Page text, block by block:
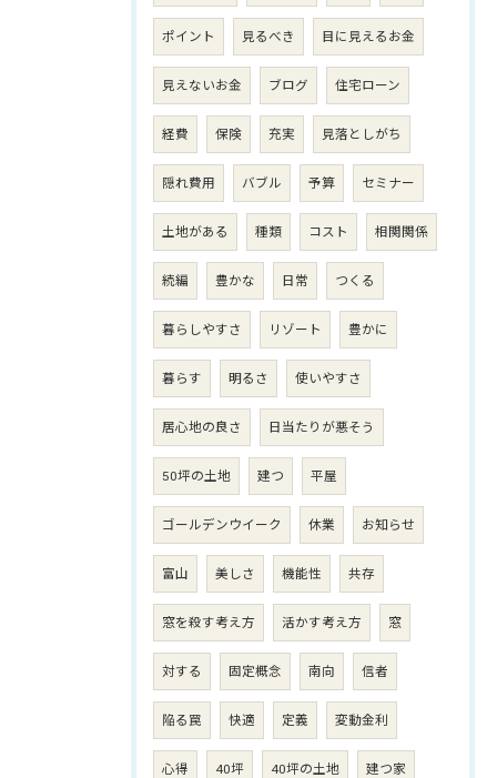
ポイント 見るべき 目に見えるお金
見えないお金 ブログ 住宅ローン
経費 保険 充実 見落としがち
隠れ費用 バブル 予算 セミナー
土地がある 種類 コスト 相関関係
続編 豊かな 日常 つくる
暮らしやすさ リゾート 豊かに
暮らす 明るさ 使いやすさ
居心地の良さ 日当たりが悪そう
50坪の土地 建つ 平屋
ゴールデンウイーク 休業 お知らせ
富山 美しさ 機能性 共存
窓を殺す考え方 活かす考え方 窓
対する 固定概念 南向 信者
陥る罠 快適 定義 変動金利
心得 40坪 40坪の土地 建つ家